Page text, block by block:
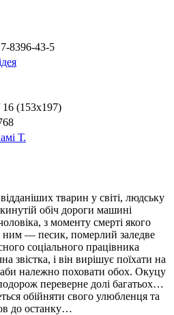
8396-43-5
16 (153х197)
Т.
тварин у світі, людську
обіч дороги машині
з моменту смерті якого
ним — песик, померлий заледве
соціального працівника
звістка, і він вирішує поїхати на
аби належно поховати обох. Окуцу
переверне долі багатьох…
обійняти свого улюбленця та
до останку…